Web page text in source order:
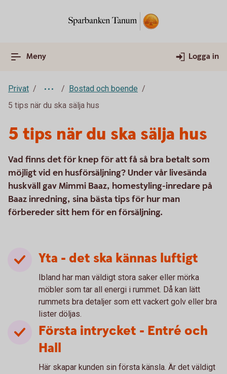
Meny Logga in
Privat
Bostad och boende
5 tips när du ska sälja hus
5 tips när du ska sälja hus
Vad finns det för knep för att få så bra betalt som
möjligt vid en husförsäljning? Under vår livesända
huskväll gav Mimmi Baaz, homestyling-inredare på
Baaz inredning, sina bästa tips för hur man
förbereder sitt hem för en försäljning.
Yta - det ska kännas luftigt
Ibland har man väldigt stora saker eller mörka
möbler som tar all energi i rummet. Då kan lätt
rummets bra detaljer som ett vackert golv eller bra
lister döljas.
Första intrycket - Entré och
Hall
Här skapar kunden sin första känsla. Är det väldigt